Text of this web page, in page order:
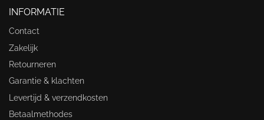
INFORMATIE
Contact
Zakelijk
Retourneren
Garantie & klachten
Levertijd & verzendkosten
Betaalmethodes